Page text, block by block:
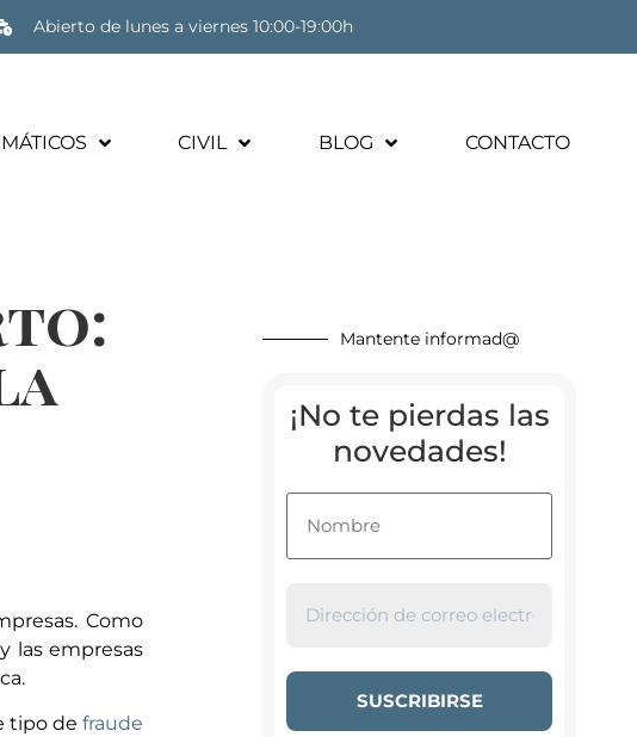
Abierto de lunes a viernes 10:00-19:00h
CIVIL BLOG CONTACTO
Como
las empresas
tipo defraude
Mantente informad@
¡No te pierdas las
novedades!